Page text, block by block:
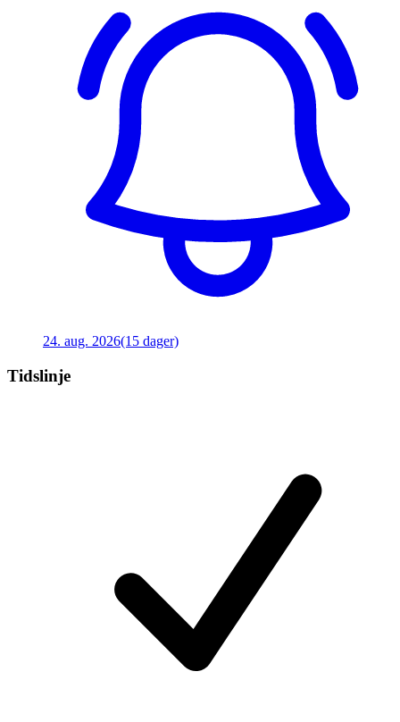
24. aug. 2026(15 dager)
Tidslinje